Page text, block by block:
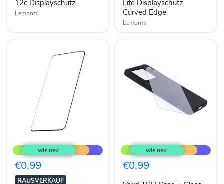
12c Displayschutz
Lemontti
Lite Displayschutz
Curved Edge
Lemontti
Curved
Edge
Glass
für
Honor
€0,99
RAUSVERKAUF
TPU
Case
+
Glass
€0,99